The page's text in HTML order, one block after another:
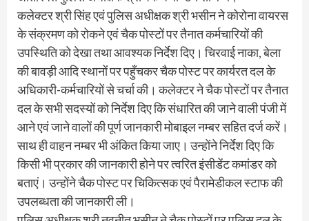
कलेक्टर श्री सिंह एवं पुलिस अधीक्षक श्री भसीन ने कोरोना वायरस
के संक्रमण को रोकने एवं चैक पोस्टों पर तैनात कर्मचारियों की
उपस्थिति को देखा तथा आवश्यक निर्देश दिए। चिरवाई नाका, बेला
की बावड़ी आदि स्थानों पर पहुँचकर चैक पोस्ट पर कार्यरत दल के
अधिकारी-कर्मचारियों से चर्चा की। कलेक्टर ने चैक पोस्टों पर तैनात
दल के सभी सदस्यों को निर्देश दिए कि संधारित की जाने वाली पंजी में
आने एवं जाने वालों की पूर्ण जानकारी मोबाइल नम्बर सहित दर्ज करें।
साथ ही वाहन नम्बर भी अंकित किया जाए। उन्होंने निर्देश दिए कि
किसी भी प्रकार की जानकारी होने पर त्वरित इंसीडेंट कमांडर को
बताएं। उन्होंने चैक पोस्ट पर चिकित्सक एवं पैरामेडीकल स्टाफ की
उपलब्धता की जानकारी ली।